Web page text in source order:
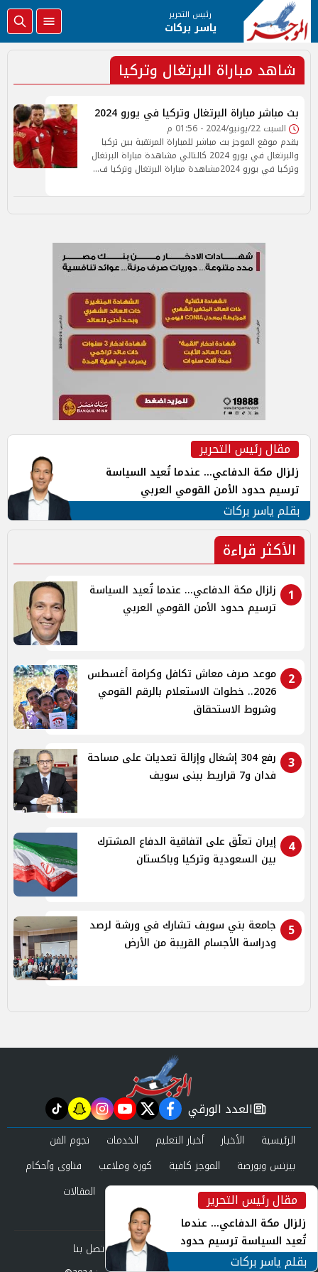
رئيس التحرير
ياسر بركات
شاهد مباراة البرتغال وتركيا
بث مباشر مباراة البرتغال وتركيا في يورو 2024
السبت 22/يونيو/2024 - 01:56 م
يقدم موقع الموجز بث مباشر للمباراة المرتقبة بين تركيا
والبرتغال في يورو 2024 كالتالي مشاهدة مباراة البرتغال
وتركيا في يورو 2024مشاهدة مباراة البرتغال وتركيا ف…
مقال رئيس التحرير
زلزال مكة الدفاعي... عندما تُعيد السياسة
ترسيم حدود الأمن القومي العربي
بقلم ياسر بركات
الأكثر قراءة
1
زلزال مكة الدفاعي... عندما تُعيد السياسة
ترسيم حدود الأمن القومي العربي
2
موعد صرف معاش تكافل وكرامة أغسطس
2026.. خطوات الاستعلام بالرقم القومي
وشروط الاستحقاق
3
رفع 304 إشغال وإزالة تعديات على مساحة
فدان و7 قراريط ببنى سويف
4
إيران تعلّق على اتفاقية الدفاع المشترك
بين السعودية وتركيا وباكستان
5
جامعة بني سويف تشارك في ورشة لرصد
ودراسة الأجسام القريبة من الأرض
مقال رئيس التحرير
زلزال مكة الدفاعي... عندما
تُعيد السياسة ترسيم حدود
الأمن القومي العربي
بقلم ياسر بركات
newspaper
العدد الورقي facebook
twitter
youtube
instagram
snapchat
tiktok
الرئيسية الأخبار أخبار التعليم الخدمات
نجوم الفن
بيزنس وبورصة
الموجز كافية كورة وملاعب
فتاوى وأحكام
صحة وجمال
عرب وعالم حوادث ومحاكم
المقالات
العدد الورقي
من نحن
سياسة الخصوصية اتصل بنا